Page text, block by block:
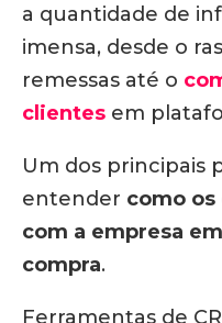
a quantidade de
imensa, desde o
remessas até o
clientes em
Um dos principais
entender como
com a empresa
compra.
Ferramentas de